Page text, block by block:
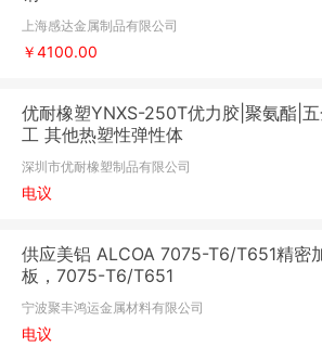
上海感达金属制品有限公司
￥4100.00
优耐橡塑YNXS-250T优力胶|聚氨酯|
工 其他热塑性弹性体
深圳市优耐橡塑制品有限公司
电议
供应美铝 ALCOA 7075-T6/T651精密
板，7075-T6/T651
宁波聚丰鸿运金属材料有限公司
电议